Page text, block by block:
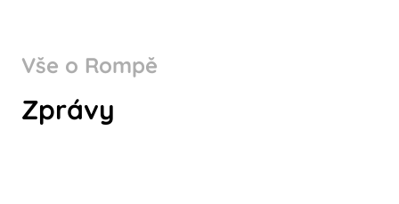
Vše o Rompě
Zprávy
WHY CHOOSE ROMPA
GERMANY AS A PART OF YOUR